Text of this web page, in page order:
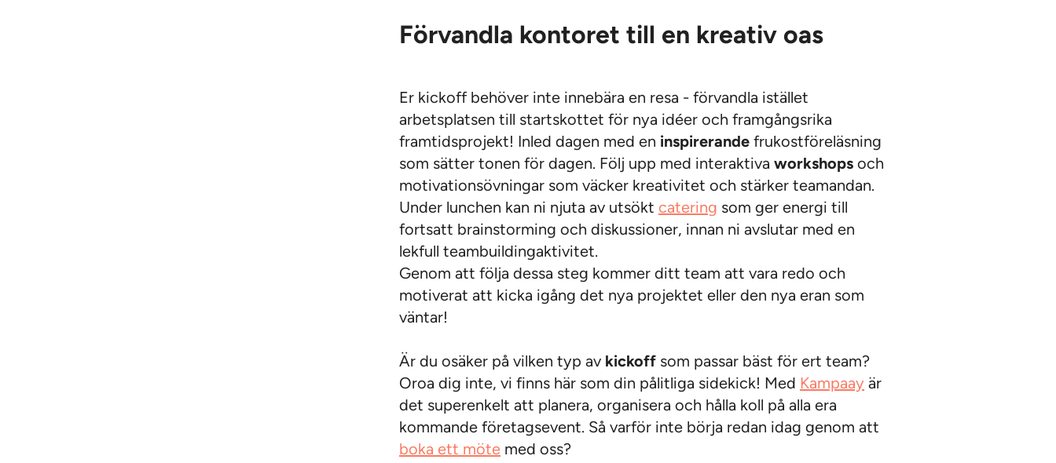
Förvandla kontoret till en kreativ oas
Er kickoff behöver inte innebära en resa - förvandla istället
arbetsplatsen till startskottet för nya idéer och framgångsrika
framtidsprojekt! Inled dagen med en inspirerande frukostföreläsning
som sätter tonen för dagen. Följ upp med interaktiva workshops och
motivationsövningar som väcker kreativitet och stärker teamandan.
Under lunchen kan ni njuta av utsökt catering som ger energi till
fortsatt brainstorming och diskussioner, innan ni avslutar med en
lekfull teambuildingaktivitet.
Genom att följa dessa steg kommer ditt team att vara redo och
motiverat att kicka igång det nya projektet eller den nya eran som
väntar!
Är du osäker på vilken typ av kickoff som passar bäst för ert team?
Oroa dig inte, vi finns här som din pålitliga sidekick! Med Kampaay är
det superenkelt att planera, organisera och hålla koll på alla era
kommande företagsevent. Så varför inte börja redan idag genom att
boka ett möte med oss?